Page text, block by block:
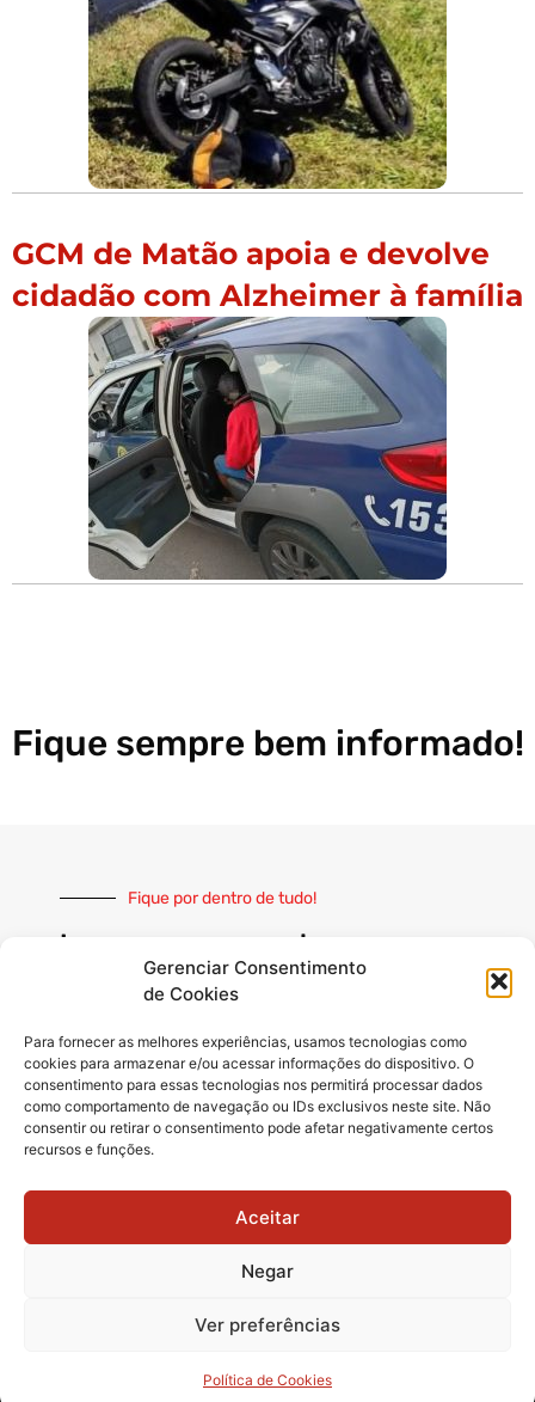
Gerenciar Consentimento
de Cookies
Para fornecer as melhores experiências, usamos tecnologias como
cookies para armazenar e/ou acessar informações do dispositivo. O
consentimento para essas tecnologias nos permitirá processar dados
como comportamento de navegação ou IDs exclusivos neste site. Não
consentir ou retirar o consentimento pode afetar negativamente certos
recursos e funções.
Aceitar
Negar
Ver preferências
Política de Cookies
GCM de Matão apoia e devolve
cidadão com Alzheimer à família
Fique sempre bem informado!
Fique por dentro de tudo!
Inscreva-se e receba nossas
notícias sempre atualizadas
INSCREVER
© 2025 Matãonet -Todos os direitos reservados.